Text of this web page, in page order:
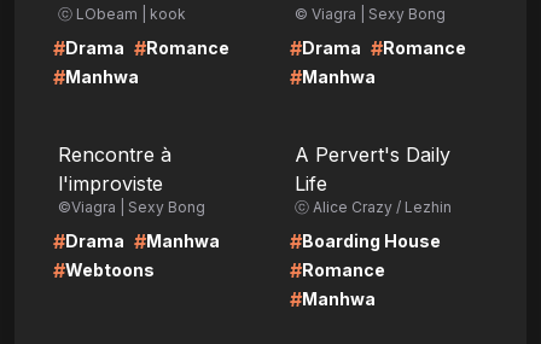
ⓒ LObeam | kook
#Drama #Romance
#Manhwa
© Viagra | Sexy Bong
#Drama #Romance
#Manhwa
Rencontre à
l'improviste
©Viagra | Sexy Bong
#Drama #Manhwa
#Webtoons
A Pervert's Daily
Life
ⓒ Alice Crazy / Lezhin
#Boarding House
#Romance
#Manhwa